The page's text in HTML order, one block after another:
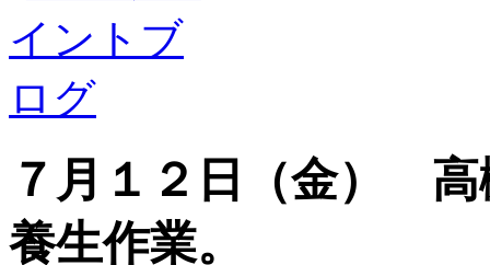
７月１２日（金） 高
養生作業。